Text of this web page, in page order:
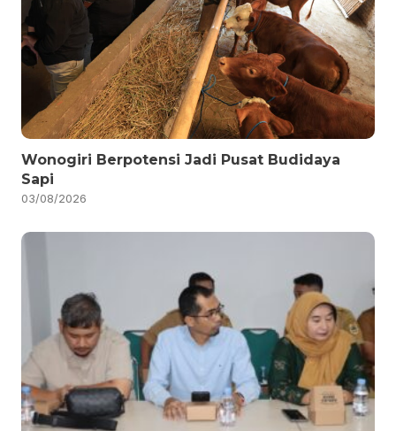
Wonogiri Berpotensi Jadi Pusat Budidaya
Sapi
03/08/2026